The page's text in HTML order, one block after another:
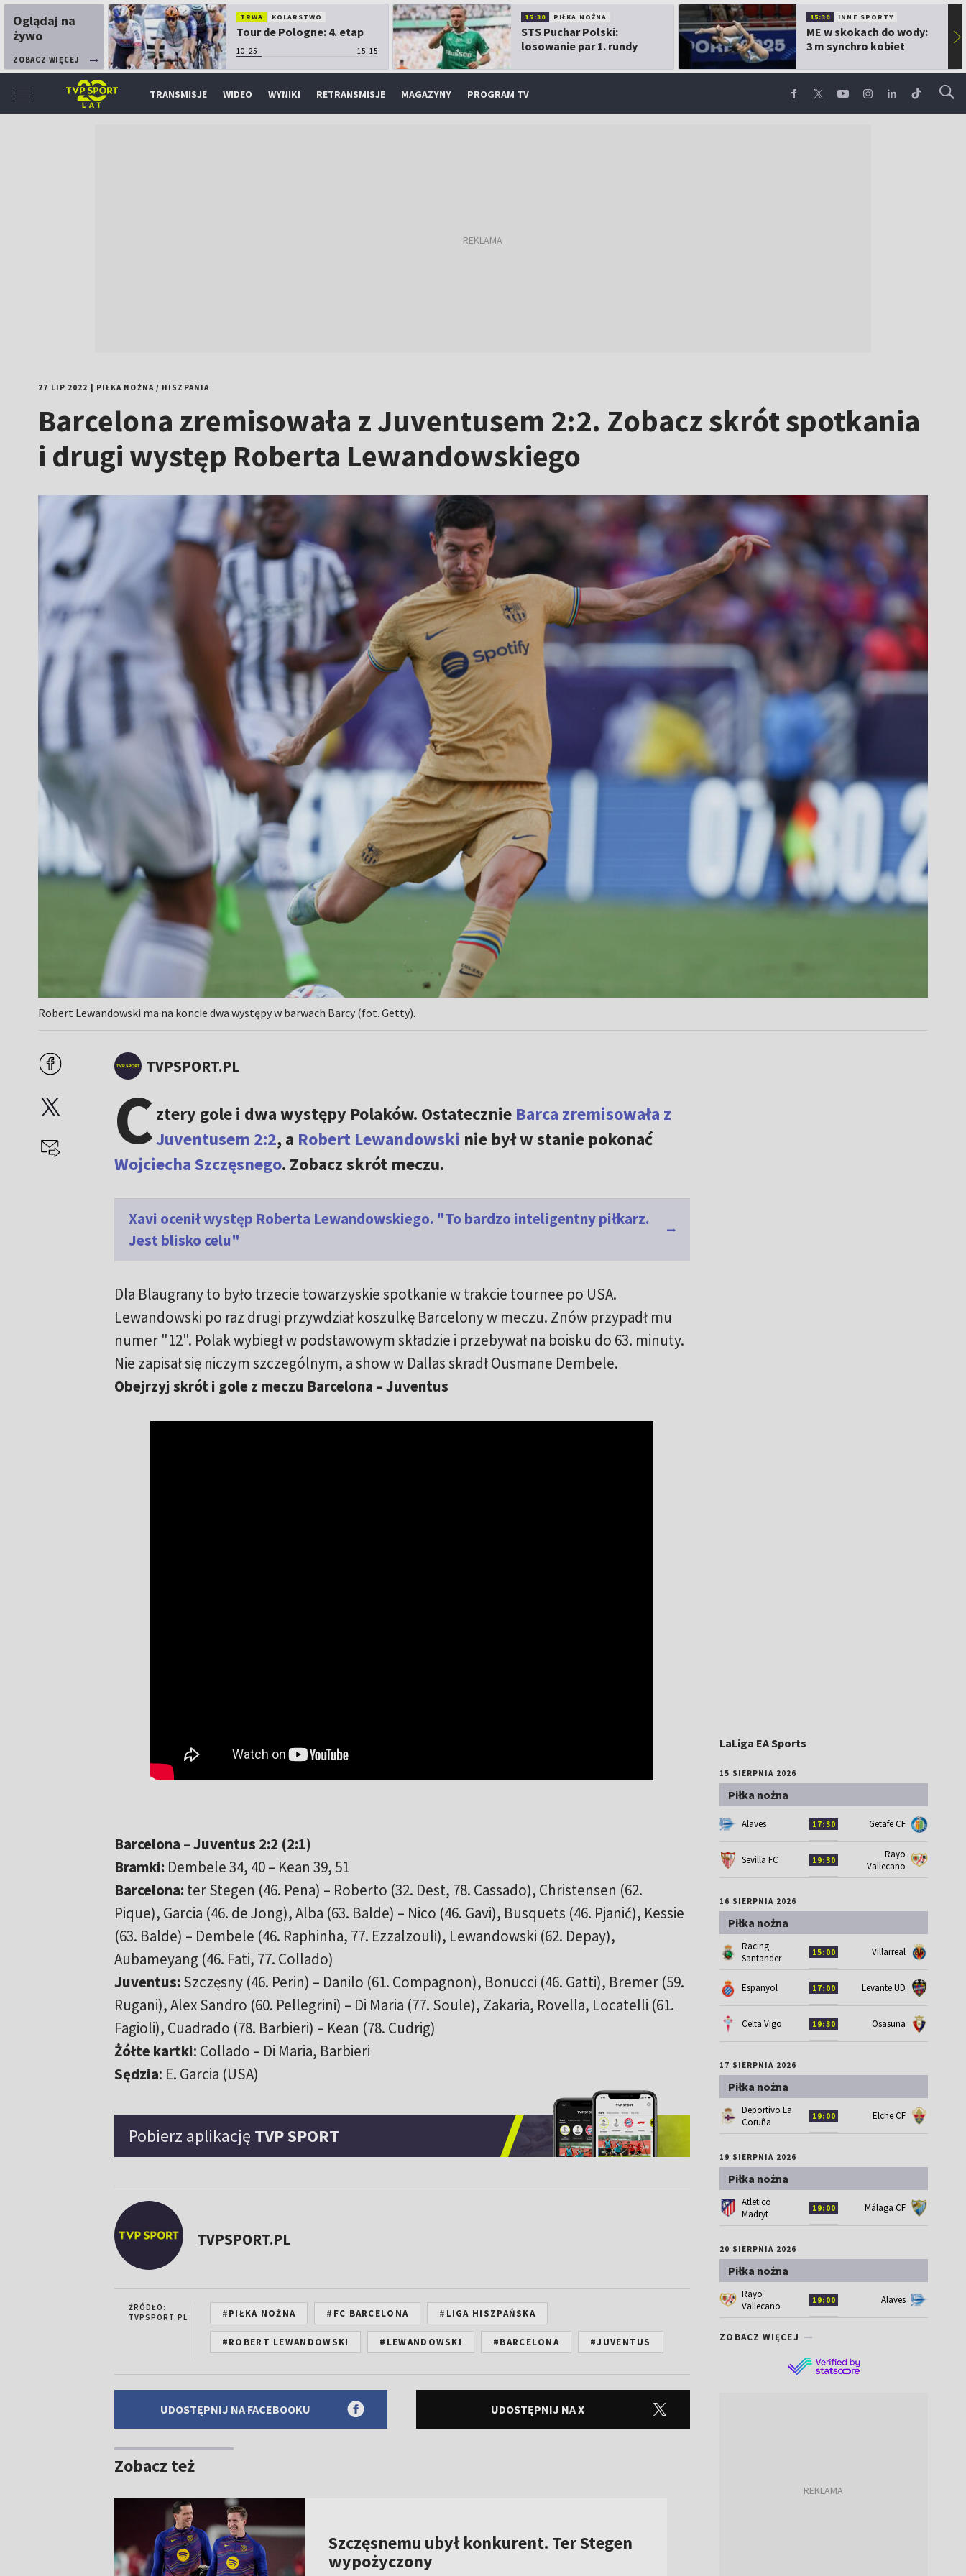
Oglądaj na
żywo
ZOBACZ WIĘCEJ
TRWA KOLARSTWO
Tour de Pologne: 4. etap
10:25 15:15
15:30 PIŁKA NOŻNA
STS Puchar Polski:
losowanie par 1. rundy
15:30 INNE SPORTY
ME w skokach do wody:
3 m synchro kobiet
▶
TRANSMISJE WIDEO WYNIKI RETRANSMISJE MAGAZYNY PROGRAM TV
27 LIP 2022 PIŁKA NOŻNA/ HISZPANIA
Barcelona zremisowała z Juventusem 2:2. Zobacz skrót spotkania
i drugi występ Roberta Lewandowskiego
Robert Lewandowski ma na koncie dwa występy w barwach Barcy (fot. Getty).
TVPSPORT.PL
Cztery gole i dwa występy Polaków. Ostatecznie Barca zremisowała z
Juventusem 2:2, a Robert Lewandowski nie był w stanie pokonać
Wojciecha Szczęsnego. Zobacz skrót meczu.
Xavi ocenił występ Roberta Lewandowskiego. "To bardzo inteligentny piłkarz.
Jest blisko celu"
Dla Blaugrany to było trzecie towarzyskie spotkanie w trakcie tournee po USA.
Lewandowski po raz drugi przywdział koszulkę Barcelony w meczu. Znów przypadł mu
numer "12". Polak wybiegł w podstawowym składzie i przebywał na boisku do 63. minuty.
Nie zapisał się niczym szczególnym, a show w Dallas skradł Ousmane Dembele.
Obejrzyj skrót i gole z meczu Barcelona – Juventus
Barcelona – Juventus 2:2 (2:1)
Bramki: Dembele 34, 40 – Kean 39, 51
Barcelona: ter Stegen (46. Pena) – Roberto (32. Dest, 78. Cassado), Christensen (62.
Pique), Garcia (46. de Jong), Alba (63. Balde) – Nico (46. Gavi), Busquets (46. Pjanić), Kessie
(63. Balde) – Dembele (46. Raphinha, 77. Ezzalzouli), Lewandowski (62. Depay),
Aubameyang (46. Fati, 77. Collado)
Juventus: Szczęsny (46. Perin) – Danilo (61. Compagnon), Bonucci (46. Gatti), Bremer (59.
Rugani), Alex Sandro (60. Pellegrini) – Di Maria (77. Soule), Zakaria, Rovella, Locatelli (61.
Fagioli), Cuadrado (78. Barbieri) – Kean (78. Cudrig)
Żółte kartki: Collado – Di Maria, Barbieri
Sędzia: E. Garcia (USA)
Pobierz aplikację TVP SPORT
TVPSPORT.PL
ŹRÓDŁO:
TVPSPORT.PL
#PIŁKA NOŻNA #FC BARCELONA #LIGA HISZPAŃSKA
#ROBERT LEWANDOWSKI #LEWANDOWSKI #BARCELONA #JUVENTUS
UDOSTĘPNIJ NA FACEBOOKU UDOSTĘPNIJ NA X
Zobacz też
Szczęsnemu ubył konkurent. Ter Stegen
wypożyczony
LaLiga EA Sports
15 SIERPNIA 2026
Piłka nożna
Alaves 17:30 Getafe CF
Sevilla FC 19:30
Rayo
Vallecano
16 SIERPNIA 2026
Piłka nożna
Racing
Santander
15:00 Villarreal
Espanyol 17:00 Levante UD
Celta Vigo 19:30 Osasuna
17 SIERPNIA 2026
Piłka nożna
Deportivo La
Coruña
19:00 Elche CF
19 SIERPNIA 2026
Piłka nożna
Atletico
Madryt
19:00 Málaga CF
20 SIERPNIA 2026
Piłka nożna
Rayo
Vallecano
19:00 Alaves
ZOBACZ WIĘCEJ